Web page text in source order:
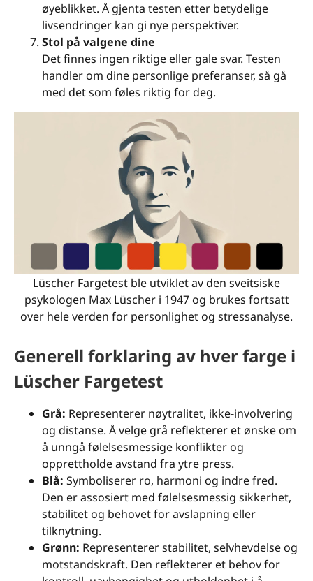
øyeblikket. Å gjenta testen etter betydelige
livsendringer kan gi nye perspektiver.
Stol på valgene dine
Det finnes ingen riktige eller gale svar. Testen
handler om dine personlige preferanser, så gå
med det som føles riktig for deg.
Lüscher Fargetest ble utviklet av den sveitsiske
psykologen Max Lüscher i 1947 og brukes fortsatt
over hele verden for personlighet og stressanalyse.
Generell forklaring av hver farge i
Lüscher Fargetest
Grå: Representerer nøytralitet, ikke-involvering
og distanse. Å velge grå reflekterer et ønske om
å unngå følelsesmessige konflikter og
opprettholde avstand fra ytre press.
Blå: Symboliserer ro, harmoni og indre fred.
Den er assosiert med følelsesmessig sikkerhet,
stabilitet og behovet for avslapning eller
tilknytning.
Grønn: Representerer stabilitet, selvhevdelse og
motstandskraft. Den reflekterer et behov for